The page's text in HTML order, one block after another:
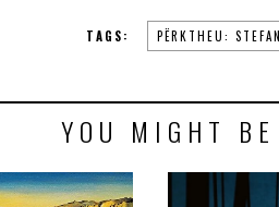
TAGS: PËRKTHEU:
YOU MIGHT